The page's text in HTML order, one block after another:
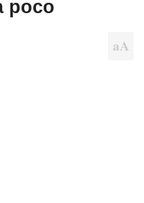
poco